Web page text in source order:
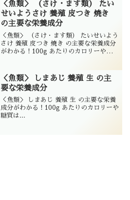
＜魚類＞ （さけ・ます類） たい
せいようさけ 養殖 皮つき 焼き
の主要な栄養成分
＜魚類＞ （さけ・ます類） たいせいよう
さけ 養殖 皮つき 焼き の主要な栄養成分
がわかる！100g あたりのカロリーや糖質
＜魚類＞ しまあじ 養殖 生 の主
要な栄養成分
＜魚類＞ しまあじ 養殖 生 の主要な栄養
成分がわかる！100g あたりのカロリーや
糖質は...